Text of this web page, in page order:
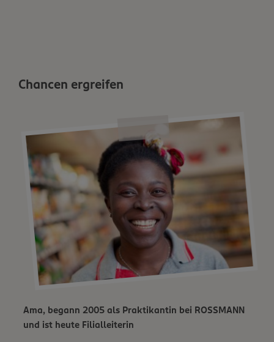
Chancen ergreifen
Ama, begann 2005 als Praktikantin bei ROSSMANN
und ist heute Filialleiterin